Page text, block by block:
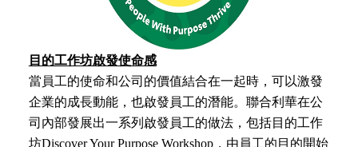
目的工作坊啟發使命感
當員工的使命和公司的價值結合在一起時，可以激發
企業的成長動能，也啟發員工的潛能。聯合利華在公
司內部發展出一系列啟發員工的做法，包括目的工作
坊Discover Your Purpose Workshop，由員工的目的開始